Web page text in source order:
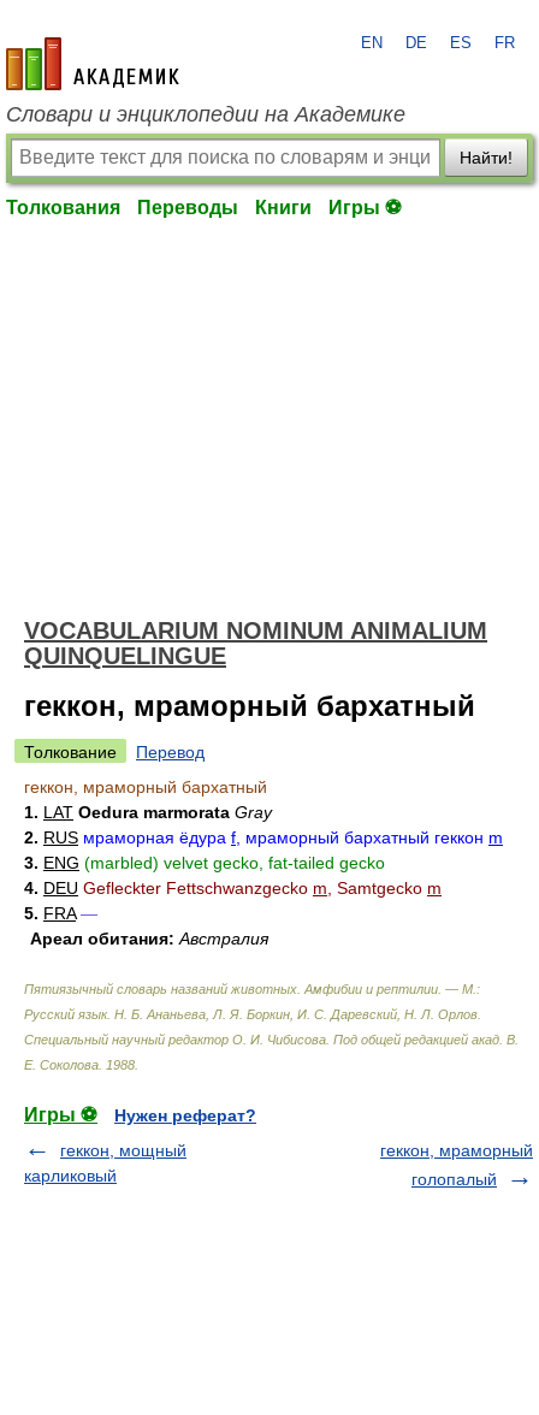
academic.ru
EN DE ES FR
Словари и энциклопедии на Академике
Найти!
Толкования Переводы Книги Игры ⚽
VOCABULARIUM NOMINUM ANIMALIUM
QUINQUELINGUE
геккон, мраморный бархатный
Толкование
Перевод
геккон, мраморный бархатный
1. LAT Oedura marmorata Gray
2. RUS мраморная ёдура f , мраморный бархатный геккон m
3. ENG (marbled) velvet gecko, fat-tailed gecko
4. DEU Gefleckter Fettschwanzgecko m , Samtgecko m
5. FRA —
Ареал обитания: Австралия
Пятиязычный словарь названий животных. Амфибии и рептилии. — М.:
Русский язык. Н. Б. Ананьева, Л. Я. Боркин, И. С. Даревский, Н. Л. Орлов.
Специальный научный редактор О. И. Чибисова. Под общей редакцией акад. В.
Е. Соколова 1988
Игры ⚽
Нужен реферат?
геккон, мощный
карликовый
геккон, мраморный
голопалый